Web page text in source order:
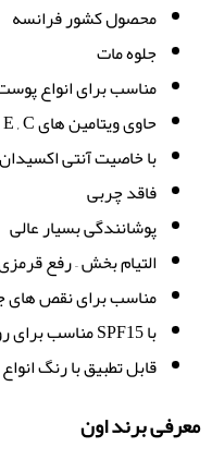
محصول کشور فرانسه
جلوه مات
مناسب برای انواع
حاوی ویتامین های E , C
با خاصیت آنتی اکسیدان
فاقد چربی
پوشانندگی بسیار عالی
التیام بخش – رفع
مناسب برای نقص های
با SPF15 مناسب برای روز های ابری و روزهای زمستان
قابل تطبیق با رنگ
معرفی برند اون